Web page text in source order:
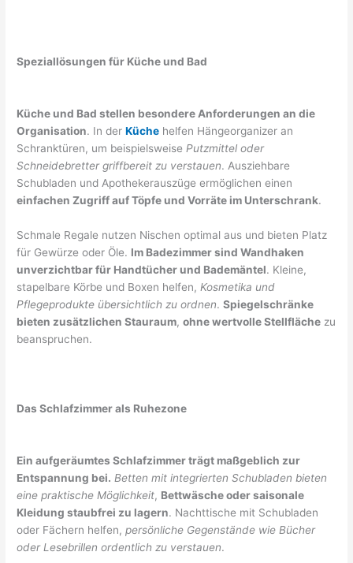
Speziallösungen für Küche und Bad
Küche und Bad stellen besondere Anforderungen an die
Organisation. In derKüche helfen Hängeorganizer an
Schranktüren, um beispielsweisePutzmittel oder
Schneidebretter griffbereit zu verstauen. Ausziehbare
Schubladen und Apothekerauszüge ermöglichen einen
einfachen Zugriff auf Töpfe und Vorräte im Unterschrank.
Schmale Regale nutzen Nischen optimal aus und bieten Platz
für Gewürze oder Öle. Im Badezimmer sind Wandhaken
unverzichtbar für Handtücher und Bademäntel. Kleine,
stapelbare Körbe und Boxen helfen, Kosmetika und
Pflegeprodukte übersichtlich zu ordnen.Spiegelschränke
bieten zusätzlichen Stauraum,ohne wertvolle Stellfläche zu
beanspruchen.
Das Schlafzimmer als Ruhezone
Ein aufgeräumtes Schlafzimmer trägt maßgeblich zur
Entspannung bei. Betten mit integrierten Schubladen bieten
eine praktische Möglichkeit, Bettwäsche oder saisonale
Kleidung staubfrei zu lagern. Nachttische mit Schubladen
oder Fächern helfen,persönliche Gegenstände wie Bücher
oder Lesebrillen ordentlich zu verstauen.